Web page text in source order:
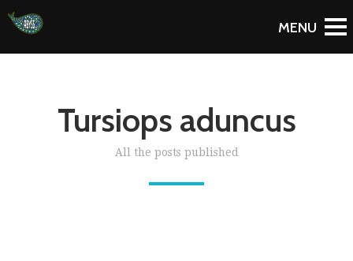
Tursiops aduncus
All the posts published